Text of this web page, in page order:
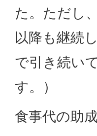
た。ただし
以降も継続
で引き続い
す。）
食事代の助